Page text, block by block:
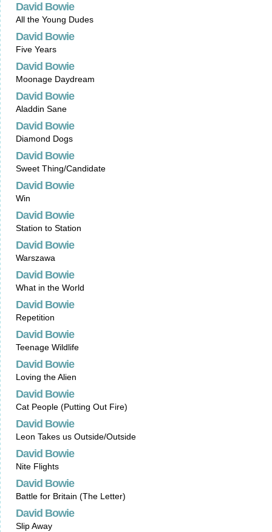
David Bowie
All the Young Dudes
David Bowie
Five Years
David Bowie
Moonage Daydream
David Bowie
Aladdin Sane
David Bowie
Diamond Dogs
David Bowie
Sweet Thing/Candidate
David Bowie
Win
David Bowie
Station to Station
David Bowie
Warszawa
David Bowie
What in the World
David Bowie
Repetition
David Bowie
Teenage Wildlife
David Bowie
Loving the Alien
David Bowie
Cat People (Putting Out Fire)
David Bowie
Leon Takes us Outside/Outside
David Bowie
Nite Flights
David Bowie
Battle for Britain (The Letter)
David Bowie
Slip Away